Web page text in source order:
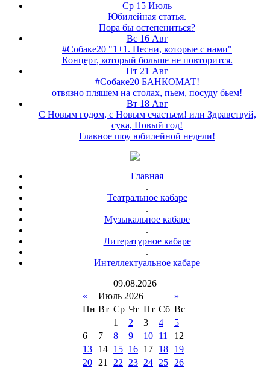
Ср 15 Июль
Юбилейная статья.
Пора бы остепениться?
Вс 16 Авг
#Собаке20 "1+1. Песни, которые с нами"
Концерт, который больше не повторится.
Пт 21 Авг
#Собаке20 БАНКОМАТ!
отвязно пляшем на столах, пьем, посуду бьем!
Вт 18 Авг
С Новым годом, с Новым счастьем! или Здравствуй,
сука, Новый год!
Главное шоу юбилейной недели!
Главная
.
Театральное кабаре
.
Музыкальное кабаре
.
Литературное кабаре
.
Интеллектуальное кабаре
09.08.2026
«
Июль 2026
»
Пн Вт Ср Чт Пт Сб Вс
1
2 3 4
5
6
7 8 9 10 11
12
13
14 15 16 17 18
19
20
21 22 23 24 25
26